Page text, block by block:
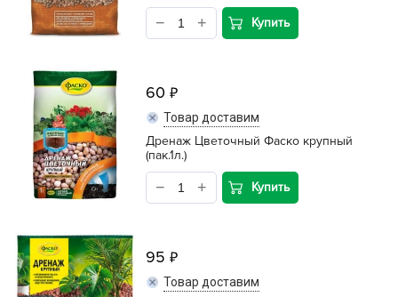
Купить
60
Товар доставим
Дренаж Цветочный Фаско крупный
(пак.1л.)
Купить
95
Товар доставим